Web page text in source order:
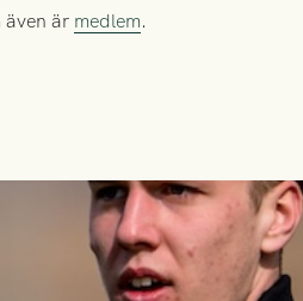
även är medlem.